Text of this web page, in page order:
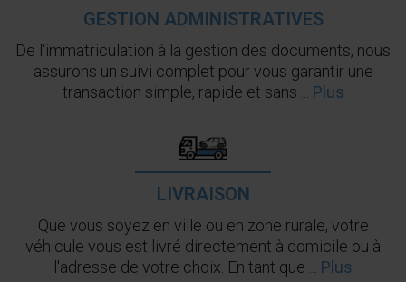
GESTION ADMINISTRATIVES
De l'immatriculation à la gestion des documents, nous
assurons un suivi complet pour vous garantir une
transaction simple, rapide et sans ... Plus
LIVRAISON
Que vous soyez en ville ou en zone rurale, votre
véhicule vous est livré directement à domicile ou à
l'adresse de votre choix. En tant que ... Plus